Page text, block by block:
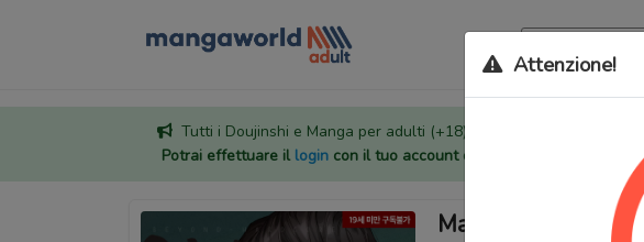
Tutti i Doujinshi e Manga per adulti (+18) sono stati trasferiti sul
Potrai effettuare il logincon il tuo account di MangaWorld
Attenzione!
Make a Pet Out of a